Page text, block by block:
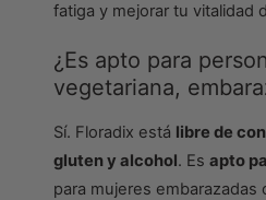
fatiga y mejorar tu vitalidad
¿Es apto para
vegetariana,
Sí. Floradix está libre de
gluten y alcohol. Esapto
para mujeres